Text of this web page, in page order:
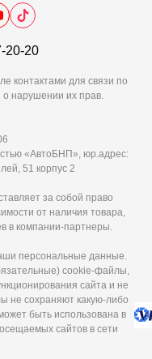
20-20
контактами для связи по
нарушении их прав.
«АвтоБНП», юр.адрес:
51 корпус 2
за собой право
от наличия товара,
в компании-партнеры.
персональные данные.
cookie-файлы,
сайта и не
не сохраняют какую-либо
быть использована в
сайтов в сети